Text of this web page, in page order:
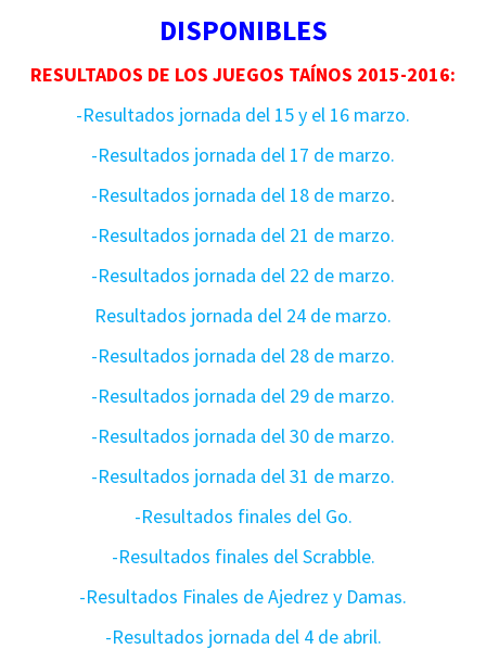
DISPONIBLES
RESULTADOS DE LOS JUEGOS TAÍNOS 2015-2016:
-Resultados jornada del 15 y el 16 marzo.
-Resultados jornada del 17 de marzo.
-Resultados jornada del 18 de marzo.
-Resultados jornada del 21 de marzo.
-Resultados jornada del 22 de marzo.
Resultados jornada del 24 de marzo.
-Resultados jornada del 28 de marzo.
-Resultados jornada del 29 de marzo.
-Resultados jornada del 30 de marzo.
-Resultados jornada del 31 de marzo.
-Resultados finales del Go.
-Resultados finales del Scrabble.
-Resultados Finales de Ajedrez y Damas.
-Resultados jornada del 4 de abril.